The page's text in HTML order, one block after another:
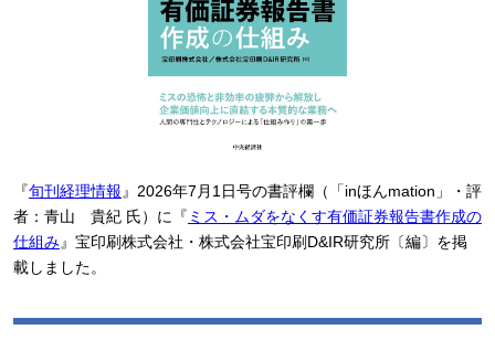
『旬刊経理情報 』2026年7月1日号の書評欄（「inほんmation」・評
者：青山 貴紀 氏）に『 ミス・ムダをなくす有価証券報告書作成の
仕組み』宝印刷株式会社・株式会社宝印刷D&IR研究所〔編〕を掲
載しました。